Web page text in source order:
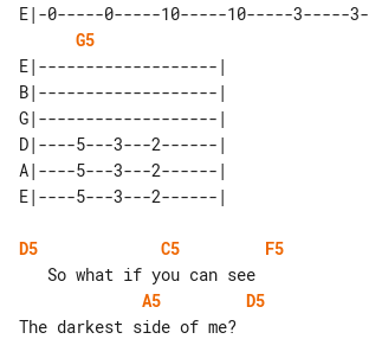
E|-0-----0-----10-----10-----3-----3-
G5
E|-------------------|
B|-------------------|
G|-------------------|
D|----5---3---2------|
A|----5---3---2------|
D5 C5
F5
A5
D5